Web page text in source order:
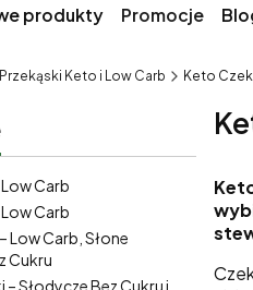
produkty Promocje
Przekąski Keto i Low Carb Keto
Carb
Carb
Low Carb, Słone
Cukru
Słodycze Bez Cukru i